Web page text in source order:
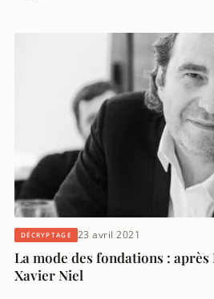
DÉCRYPTAGE 23 avril 2021
La mode des fondations :
Xavier Niel